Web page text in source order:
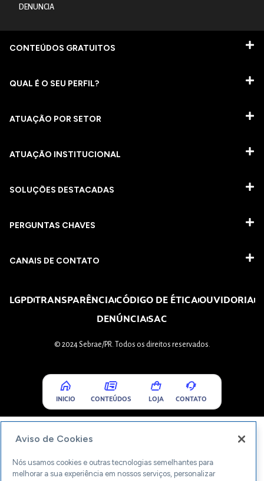
DENUNCIA
CONTEÚDOS GRATUITOS
QUAL É O SEU PERFIL?
ATUAÇÃO POR SETOR
ATUAÇÃO INSTITUCIONAL
SOLUÇÕES DESTACADAS
PERGUNTAS CHAVES​
CANAIS DE CONTATO
LGPDTRANSPARÊNCIACÓDIGO DE ÉTICAOUVIDORIA
DENÚNCIASAC
© 2024 Sebrae/PR. Todos os direitos reservados.
INICIO CONTEÚDOS LOJA CONTATO
Aviso de Cookies
Nós usamos cookies e outras tecnologias semelhantes para
melhorar a sua experiência em nossos serviços, personalizar